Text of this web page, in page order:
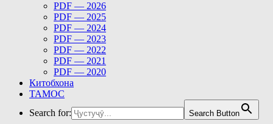
PDF — 2026
PDF — 2025
PDF — 2024
PDF — 2023
PDF — 2022
PDF — 2021
PDF — 2020
Китобхона
ТАМОС
Search for:
Search Button